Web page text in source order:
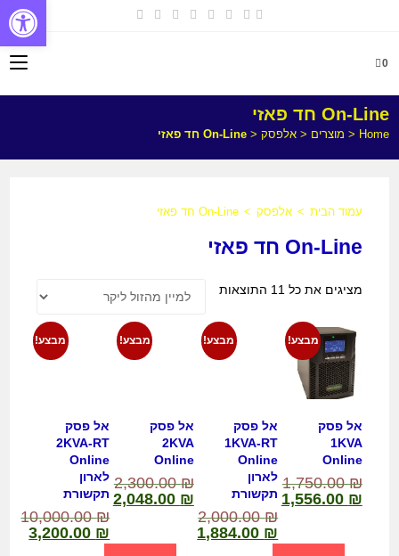
0
On-Line חד פאזי
Home
< מוצרים <אלפסק <On-Line חד פאזי
עמוד הבית > אלפסק > On-Line חד פאזי
On-Line חד פאזי
מציגים את כל ⁦11⁩ התוצאות
מבצע!
אל פסק
1KVA
Online
1,750.00₪
1,556.00 ₪
מבצע!
אל פסק
1KVA-RT
Online
לארון
תקשורת
2,000.00₪
1,884.00 ₪
מבצע!
אל פסק
2KVA
Online
2,300.00₪
2,048.00 ₪
מבצע!
אל פסק
2KVA-RT
Online
לארון
תקשורת
10,000.00₪
3,200.00 ₪